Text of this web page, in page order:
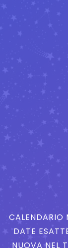
CALENDARIO
DATE
NUOVA NEL